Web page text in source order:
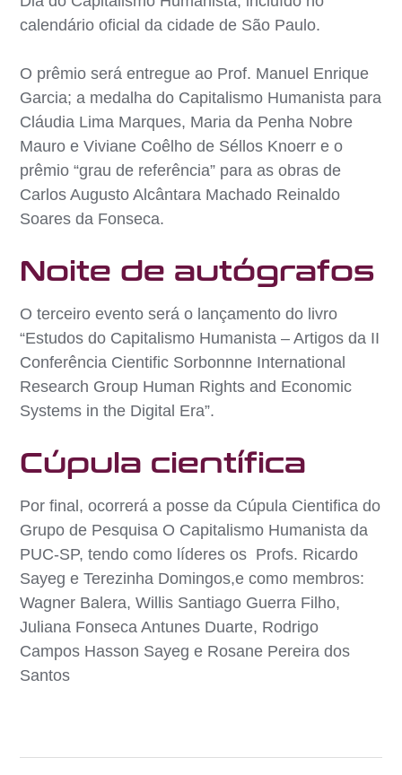
calendário oficial da cidade de São Paulo.
O prêmio será entregue ao Prof. Manuel Enrique
Garcia; a medalha do Capitalismo Humanista para
Cláudia Lima Marques, Maria da Penha Nobre
Mauro e Viviane Coêlho de Séllos Knoerr e o
prêmio “grau de referência” para as obras de
Carlos Augusto Alcântara Machado Reinaldo
Soares da Fonseca.
Noite de autógrafos
O terceiro evento será o lançamento do livro
“Estudos do Capitalismo Humanista – Artigos da II
Conferência Cientific Sorbonnne International
Research Group Human Rights and Economic
Systems in the Digital Era”.
Cúpula científica
Por final, ocorrerá a posse da Cúpula Cientifica do
Grupo de Pesquisa O Capitalismo Humanista da
PUC-SP, tendo como líderes os Profs. Ricardo
Sayeg e Terezinha Domingos,e como membros:
Wagner Balera, Willis Santiago Guerra Filho,
Juliana Fonseca Antunes Duarte, Rodrigo
Campos Hasson Sayeg e Rosane Pereira dos
Santos